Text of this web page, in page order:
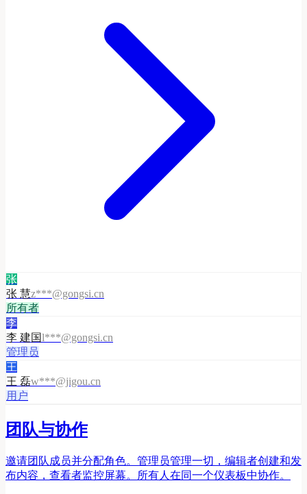
张
张 慧z***@gongsi.cn
所有者
李
李 建国l***@gongsi.cn
管理员
王
王 磊w***@jigou.cn
用户
团队与协作
邀请团队成员并分配角色。管理员管理一切，编辑者创建和发
布内容，查看者监控屏幕。所有人在同一个仪表板中协作。